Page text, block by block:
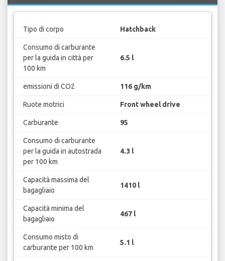
Tipo di corpo Hatchback
Consumo di carburante
per la guida in città per
100 km
6.5 l
emissioni di CO2 116 g/km
Ruote motrici Front wheel drive
Carburante 95
Consumo di carburante
per la guida in autostrada
per 100 km
4.3 l
Capacità massima del
bagagliaio
1410 l
Capacità minima del
bagagliaio
467 l
Consumo misto di
carburante per 100 km
5.1 l